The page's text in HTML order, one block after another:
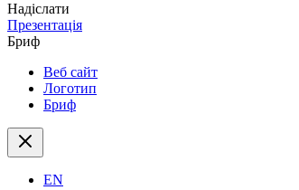
Надіслати
Презентація
Бриф
Веб сайт
Логотип
Бриф
EN